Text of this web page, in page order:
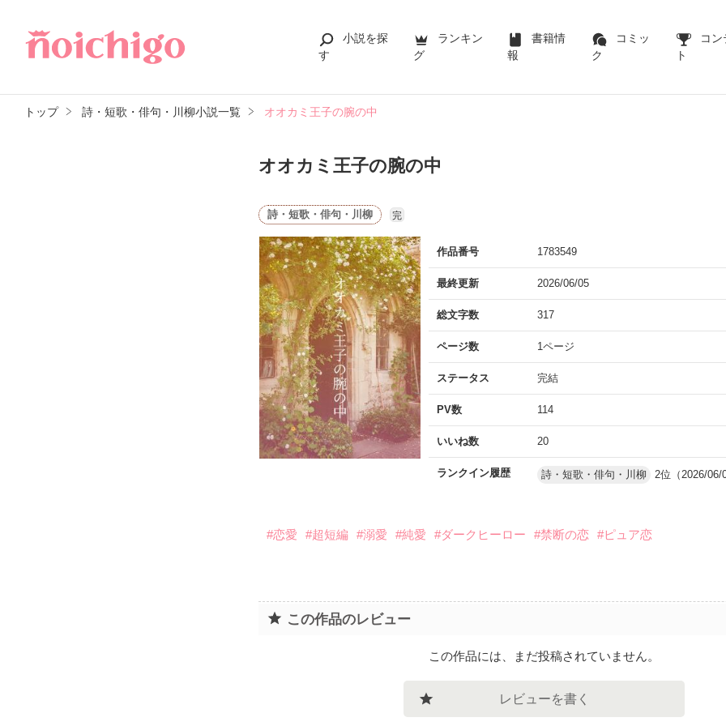
小説を探
す
ランキン
グ
書籍情
報
コミッ
ク
コ
ト
トップ 詩・短歌・俳句・川柳小説一覧 オオカミ王子の腕の中
オオカミ王子の腕の中
詩・短歌・俳句・川柳 完
作品番号 1783549
最終更新 2026/06/05
総文字数 317
ページ数 1ページ
ステータス 完結
PV数 114
いいね数 20
ランクイン履歴 詩・短歌・俳句・川柳 2位（2026/06/
#恋愛 #超短編 #溺愛 #純愛 #ダークヒーロー #禁断の恋 #ピュア恋
この作品のレビュー
この作品には、まだ投稿されていません。
レビューを書く